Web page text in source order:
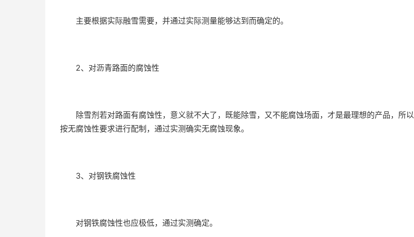
主要根据实际融雪需要，并通过实际测量能够达到而确定的。
2、对沥青路面的腐蚀性
除雪剂若对路面有腐蚀性，意义就不大了，既能除雪，又不能腐蚀场面，才是最理想的产品，所以
按无腐蚀性要求进行配制，通过实测确实无腐蚀现象。
3、对钢铁腐蚀性
对钢铁腐蚀性也应极低，通过实测确定。